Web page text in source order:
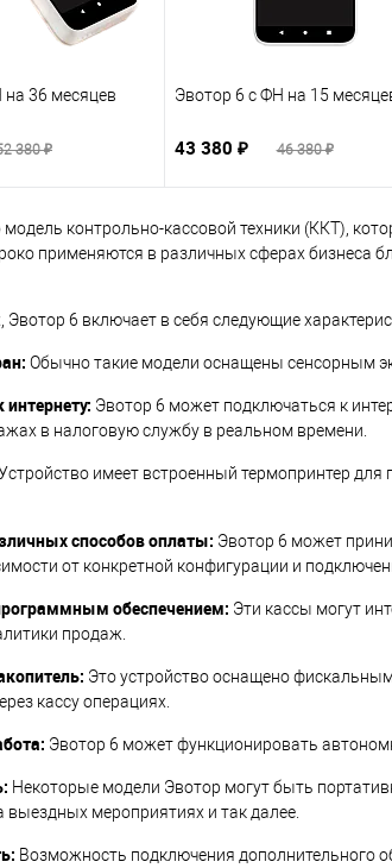
36 месяцев
380 ₽
Эвотор 6 с ФН на 15
43 380 ₽ 46 380 ₽
контрольно-кассовой техники (ККТ),
применяются в различных сферах бизнеса
Эвотор 6 включает в себя следующие
Обычно такие модели оснащены сенсорным
Эвотор 6 может подключаться к
в налоговую службу в реальном времени.
имеет встроенный термопринтер для
способов оплаты: Эвотор 6 может
от конкретной конфигурации и
обеспечением: Эти кассы могут
продаж.
Это устройство оснащено
кассу операциях.
Эвотор 6 может функционировать
Некоторые модели Эвотор могут быть
выездных мероприятиях и так далее.
Возможность подключения дополнительного